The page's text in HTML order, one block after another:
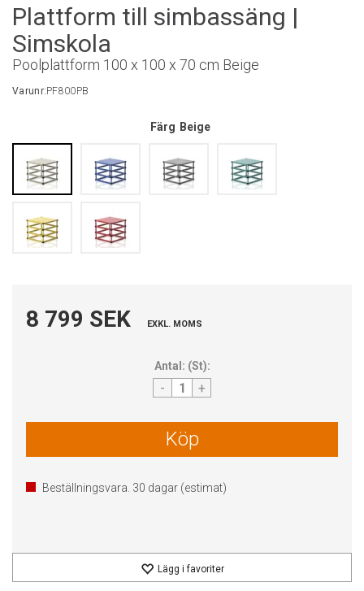
Plattform till simbassäng |
Simskola
Poolplattform 100 x 100 x 70 cm Beige
Varunr:PF800PB
Färg Beige
8 799 SEK EXKL. MOMS
Antal: (St):
- +
Köp
Beställningsvara. 30 dagar (estimat)
Lägg i favoriter